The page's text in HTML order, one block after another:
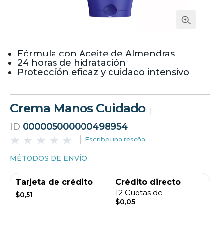
Fórmula con Aceite de Almendras
24 horas de hidratación
Proteccíón eficaz y cuidado intensivo
Crema Manos Cuidado
ID 000005000000498954
Escribe una reseña
MÉTODOS DE ENVÍO
Tarjeta de crédito
$0,51
Crédito directo
12 Cuotas de
$0,05